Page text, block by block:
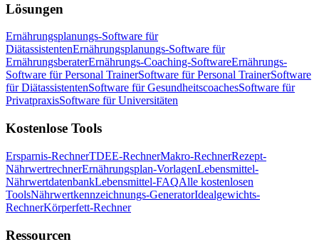
Lösungen
Ernährungsplanungs-Software für
DiätassistentenErnährungsplanungs-Software für
ErnährungsberaterErnährungs-Coaching-SoftwareErnährungs-
Software für Personal TrainerSoftware für Personal TrainerSoftware
für DiätassistentenSoftware für GesundheitscoachesSoftware für
PrivatpraxisSoftware für Universitäten
Kostenlose Tools
Ersparnis-RechnerTDEE-RechnerMakro-RechnerRezept-
NährwertrechnerErnährungsplan-VorlagenLebensmittel-
NährwertdatenbankLebensmittel-FAQAlle kostenlosen
ToolsNährwertkennzeichnungs-GeneratorIdealgewichts-
RechnerKörperfett-Rechner
Ressourcen